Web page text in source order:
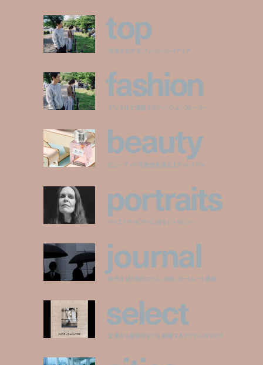
top
世界が広がる、ファッションメディア
fashion
デジタルで表現するファッションストーリー
beauty
ビューティの可能性を探るエディトリアル
portraits
クリエイティビティに迫るインタビュー
journal
時代を切り取るコラム、対談、ポートレート連載
select
定番から最新作までを網羅するアイテムカタログ